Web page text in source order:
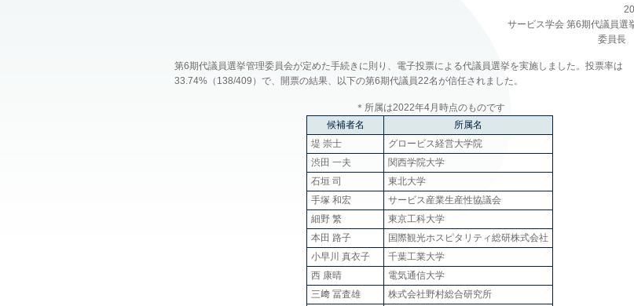
サービス学会 第6期代議員選
委員
第6期代議員選挙管理委員会が定めた手続きに則り、電子投票による代議員選挙を実施しました。投票率は
33.74%（138/409）で、開票の結果、以下の第6期代議員22名が信任されました。
＊所属は2022年4月時点のものです
候補者名
所属名
堤 崇士
グロービス経営大学院
渋田 一夫
関西学院大学
石垣 司
東北大学
手塚 和宏
サービス産業生産性協議会
細野 繁
東京工科大学
本田 路子
国際観光ホスピタリティ総研株式会社
小早川 真衣子
千葉工業大学
西 康晴
電気通信大学
三﨑 冨査雄
株式会社野村総合研究所